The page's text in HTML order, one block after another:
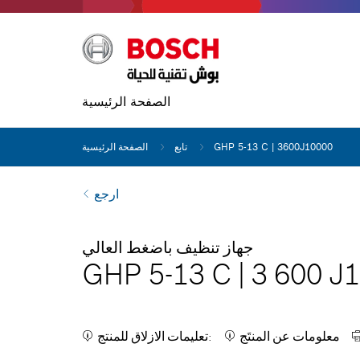
الصفحة الرئيسية
الصفحة الرئيسية تابع GHP 5-13 C | 3600J10000
ارجع
جهاز تنظيف باضغط العالي
GHP 5-13 C | 3 600
تعليمات الازلاق للمنتج: معلومات عن المنتَج